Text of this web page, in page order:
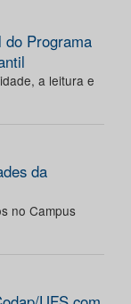
do Programa
a leitura e
da
no Campus